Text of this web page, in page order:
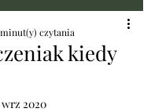
kiedy
czytania
wrz 2020